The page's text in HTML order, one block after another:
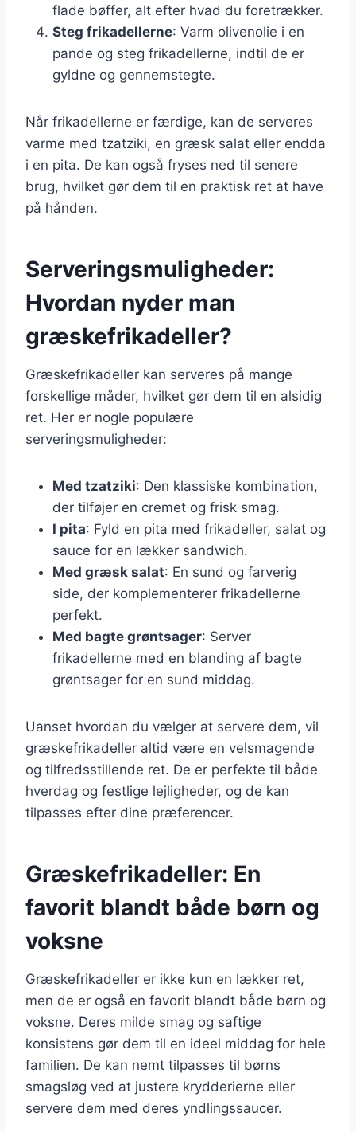
flade bøffer, alt efter hvad du foretrækker.
Steg frikadellerne: Varm olivenolie i en
pande og steg frikadellerne, indtil de er
gyldne og gennemstegte.
Når frikadellerne er færdige, kan de serveres
varme med tzatziki, en græsk salat eller endda
i en pita. De kan også fryses ned til senere
brug, hvilket gør dem til en praktisk ret at have
på hånden.
Serveringsmuligheder:
Hvordan nyder man
græskefrikadeller?
Græskefrikadeller kan serveres på mange
forskellige måder, hvilket gør dem til en alsidig
ret. Her er nogle populære
serveringsmuligheder:
Med tzatziki: Den klassiske kombination,
der tilføjer en cremet og frisk smag.
I pita: Fyld en pita med frikadeller, salat og
sauce for en lækker sandwich.
Med græsk salat: En sund og farverig
side, der komplementerer frikadellerne
perfekt.
Med bagte grøntsager: Server
frikadellerne med en blanding af bagte
grøntsager for en sund middag.
Uanset hvordan du vælger at servere dem, vil
græskefrikadeller altid være en velsmagende
og tilfredsstillende ret. De er perfekte til både
hverdag og festlige lejligheder, og de kan
tilpasses efter dine præferencer.
Græskefrikadeller: En
favorit blandt både børn og
voksne
Græskefrikadeller er ikke kun en lækker ret,
men de er også en favorit blandt både børn og
voksne. Deres milde smag og saftige
konsistens gør dem til en ideel middag for hele
familien. De kan nemt tilpasses til børns
smagsløg ved at justere krydderierne eller
servere dem med deres yndlingssaucer.